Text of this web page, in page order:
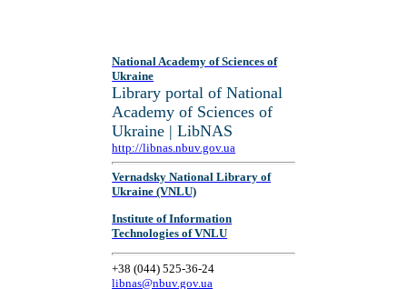
National Academy of Sciences of
Ukraine
Library portal of National
Academy of Sciences of
Ukraine | LibNAS
http://libnas.nbuv.gov.ua
Vernadsky National Library of
Ukraine (VNLU)
Institute of Information
Technologies of VNLU
+38 (044) 525-36-24
libnas@nbuv.gov.ua